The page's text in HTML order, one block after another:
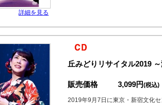
詳細を見る
丘みどりリサイタル2019
販売価格 3,099円(税込)
2019年9月7日に東京・新宿文化